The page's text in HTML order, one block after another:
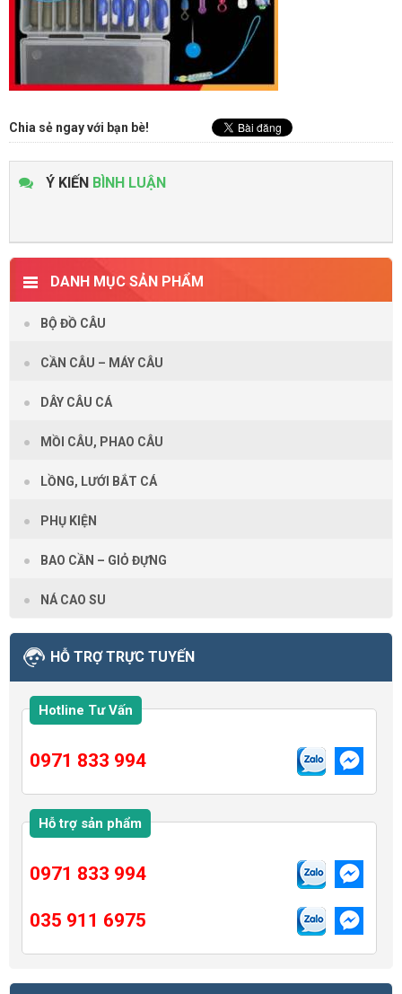
Chia sẻ ngay với bạn bè!
Ý KIẾN BÌNH LUẬN
DANH MỤC SẢN PHẨM
BỘ ĐỒ CÂU
CẦN CÂU – MÁY CÂU
DÂY CÂU CÁ
MỒI CÂU, PHAO CÂU
LỒNG, LƯỚI BẮT CÁ
PHỤ KIỆN
BAO CẦN – GIỎ ĐỰNG
NÁ CAO SU
HỖ TRỢ TRỰC TUYẾN
Hotline Tư Vấn
0971 833 994
Hỗ trợ sản phẩm
0971 833 994
035 911 6975